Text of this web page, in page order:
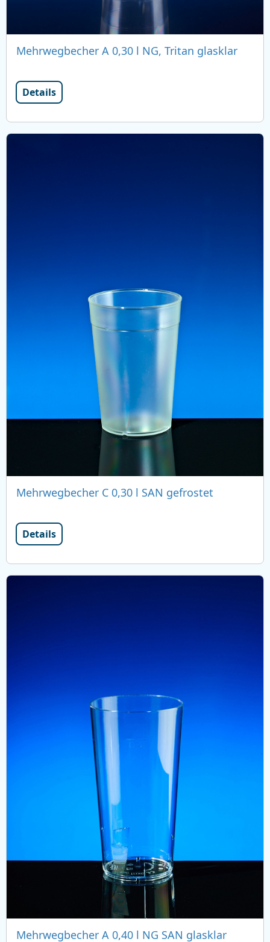
Mehrwegbecher A 0,30 l NG, Tritan glasklar
Details
Mehrwegbecher C 0,30 l SAN gefrostet
Details
Mehrwegbecher A 0,40 l NG SAN glasklar